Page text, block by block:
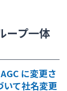
ープ一体
に変更さ
て社名変更